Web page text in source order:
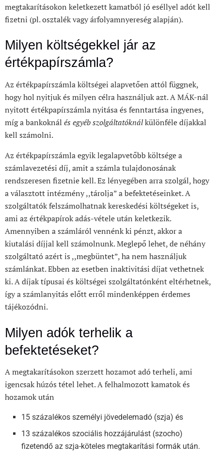
megtakarításokon keletkezett kamatból jó eséllyel adót kell
fizetni (pl. osztalék vagy árfolyamnyereség alapján).
Milyen költségekkel jár az
értékpapírszámla?
Az értékpapírszámla költségei alapvetően attól függnek,
hogy hol nyitjuk és milyen célra használjuk azt. A MÁK-nál
nyitott értékpapírszámla nyitása és fenntartása ingyenes,
míg a bankoknál és egyéb szolgáltatóknálkülönféle díjakkal
kell számolni.
Az értékpapírszámla egyik legalapvetőbb költsége a
számlavezetési díj, amit a számla tulajdonosának
rendszeresen fizetnie kell. Ez lényegében arra szolgál, hogy
a választott intézmény ,,tárolja” a befektetéseinket. A
szolgáltatók felszámolhatnak kereskedési költségeket is,
ami az értékpapírok adás-vétele után keletkezik.
Amennyiben a számláról vennénk ki pénzt, akkor a
kiutalási díjjal kell számolnunk. Meglepő lehet, de néhány
szolgáltató azért is ,,megbüntet”, ha nem használjuk
számlánkat. Ebben az esetben inaktivitási díjat vethetnek
ki. A díjak típusai és költségei szolgáltatónként eltérhetnek,
így a számlanyitás előtt erről mindenképpen érdemes
tájékozódni.
Milyen adók terhelik a
befektetéseket?
A megtakarításokon szerzett hozamot adó terheli, ami
igencsak húzós tétel lehet. A felhalmozott kamatok és
hozamok után
15 százalékos személyi jövedelemadó (szja) és
13 százalékos szociális hozzájárulást (szocho)
fizetendő az szja-köteles megtakarítási formák után.